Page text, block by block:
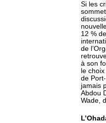
Si les
12 %
de
à son
le
de
jamais
Abdou
Wade,